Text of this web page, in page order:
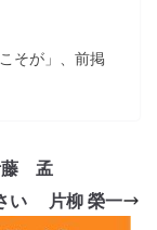
そが」、前掲
藤 孟
い 片柳 榮一